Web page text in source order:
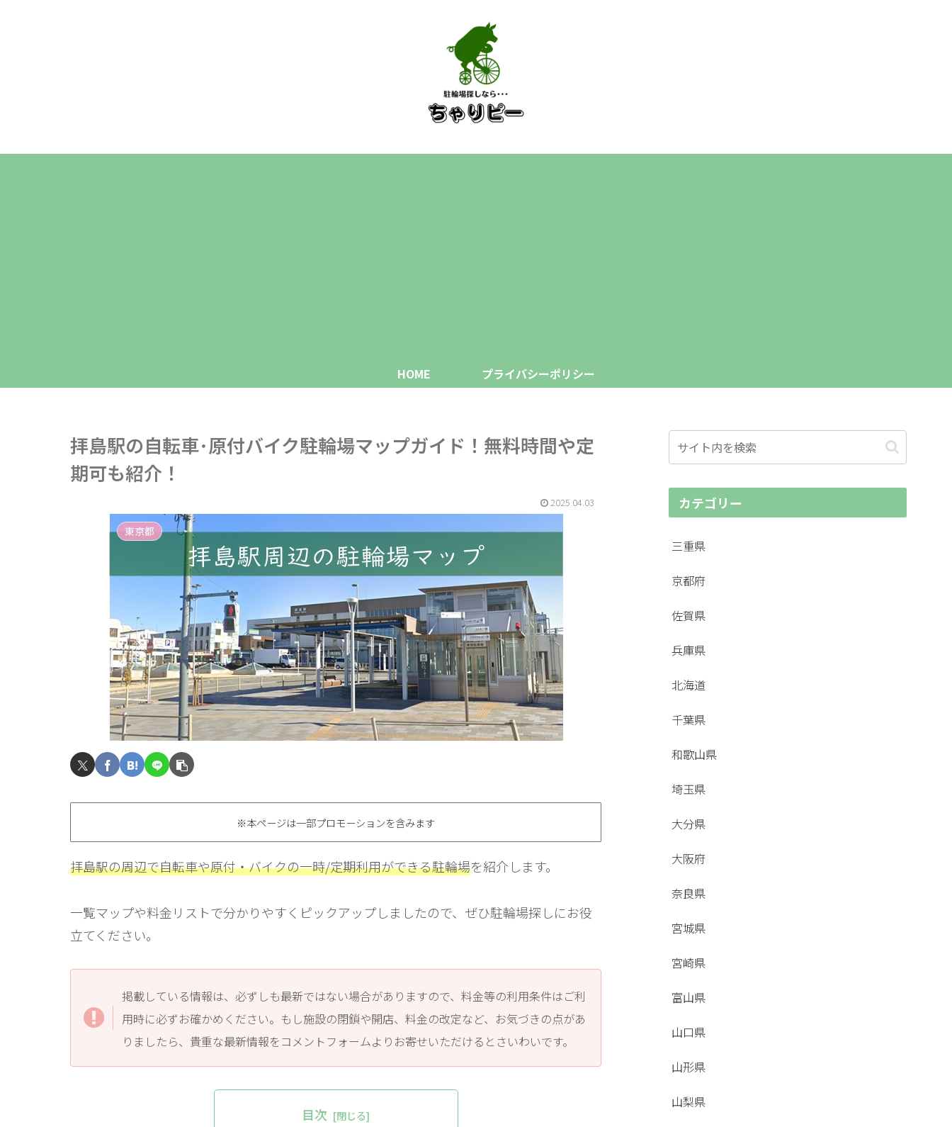
HOME プライバシーポリシー
拝島駅の自転車･原付バイク駐輪場マップガイド！無料時間や定
期可も紹介！
2025.04.03
東京都
※本ページは一部プロモーションを含みます
拝島駅の周辺で自転車や原付・バイクの一時/定期利用ができる駐輪場を紹介します。
一覧マップや料金リストで分かりやすくピックアップしましたので、ぜひ駐輪場探しにお役
立てください。
掲載している情報は、必ずしも最新ではない場合がありますので、料金等の利用条件はご利
用時に必ずお確かめください。もし施設の閉鎖や開店、料金の改定など、お気づきの点があ
りましたら、貴重な最新情報をコメントフォームよりお寄せいただけるとさいわいです。
目次
カテゴリー
三重県
京都府
佐賀県
兵庫県
北海道
千葉県
和歌山県
埼玉県
大分県
大阪府
奈良県
宮城県
宮崎県
富山県
山口県
山形県
山梨県